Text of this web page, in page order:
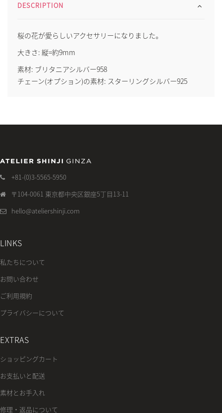
DESCRIPTION
桜の花が愛らしいアクセサリーになりました。
大きさ: 縦=約9mm
素材: ブリタニアシルバー958
チェーン(オプション)の素材: スターリングシルバー925
+81-(0)3-5565-5950
〒104-0061 東京都中央区銀座5丁目13-11
hello@ateliershinji.com
LINKS
私たちについて
お問い合わせ
ご利用規約
プライバシーについて
EXTRAS
ショッピングカート
お支払いと配送
素材とお手入れ
修理・返品について